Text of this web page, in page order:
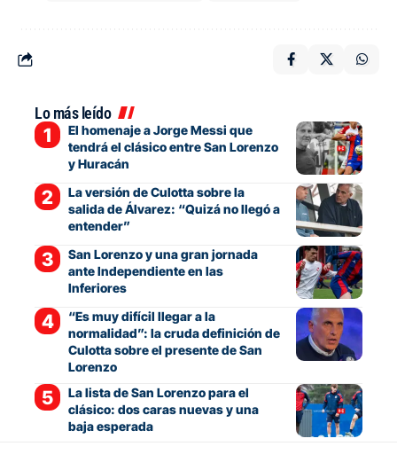
Lo más leído
El homenaje a Jorge Messi que
tendrá el clásico entre San Lorenzo
y Huracán
La versión de Culotta sobre la
salida de Álvarez: “Quizá no llegó a
entender”
San Lorenzo y una gran jornada
ante Independiente en las
Inferiores
“Es muy difícil llegar a la
normalidad”: la cruda definición de
Culotta sobre el presente de San
Lorenzo
La lista de San Lorenzo para el
clásico: dos caras nuevas y una
baja esperada